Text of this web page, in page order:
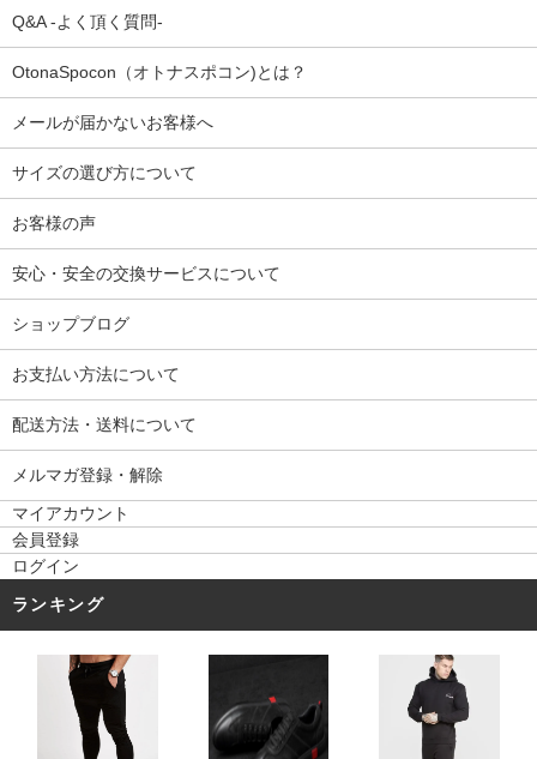
Q&A -よく頂く質問-
OtonaSpocon（オトナスポコン)とは？
メールが届かないお客様へ
サイズの選び方について
お客様の声
安心・安全の交換サービスについて
ショップブログ
お支払い方法について
配送方法・送料について
メルマガ登録・解除
マイアカウント
会員登録
ログイン
ランキング